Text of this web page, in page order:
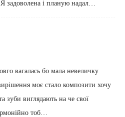
задоволена і планую надал…
вагалась бо мала невеличку
моє стало композити хочу
зуби виглядають на че свої
тоб…